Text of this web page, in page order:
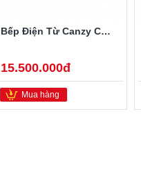
Bếp Điện Từ Canzy CZ-BMIX740T
15.500.000đ
Mua hàng